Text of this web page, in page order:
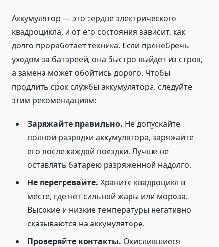
Аккумулятор — это сердце электрического
квадроцикла, и от его состояния зависит, как
долго проработает техника. Если пренебречь
уходом за батареей, она быстро выйдет из строя,
а замена может обойтись дорого. Чтобы
продлить срок службы аккумулятора, следуйте
этим рекомендациям:
Заряжайте правильно. Не допускайте
полной разрядки аккумулятора, заряжайте
его после каждой поездки. Лучше не
оставлять батарею разряженной надолго.
Не перегревайте. Храните квадроцикл в
месте, где нет сильной жары или мороза.
Высокие и низкие температуры негативно
сказываются на аккумуляторе.
Проверяйте контакты. Окислившиеся